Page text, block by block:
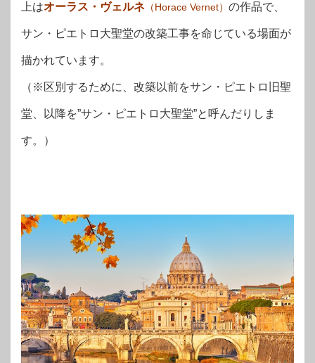
上はオーラス・ヴェルネ （Horace Vernet） の作品で、
サン・ピエトロ大聖堂の改築工事を命じている場面が
描かれています。
（※区別するために、改築以前をサン・ピエトロ旧聖
堂、以降を”サン・ピエトロ大聖堂”と呼んだりしま
す。）